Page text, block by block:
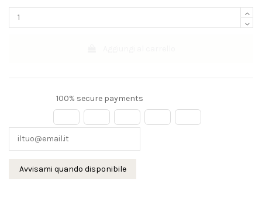
100% secure payments